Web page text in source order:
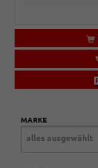
MARKE
alles ausgewählt